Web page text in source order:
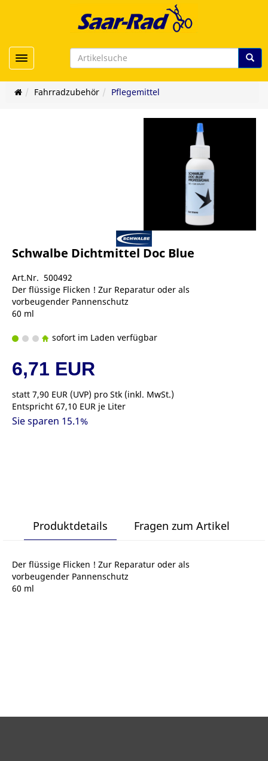
Toggle navigation
Fahrradzubehör Pflegemittel
Schwalbe Dichtmittel Doc Blue
Art.Nr. 500492
Der flüssige Flicken ! Zur Reparatur oder als
vorbeugender Pannenschutz
60 ml
sofort im Laden verfügbar
6,71 EUR
statt 7,90 EUR (UVP) pro Stk (inkl. MwSt.)
Entspricht 67,10 EUR je Liter
Sie sparen 15.1%
Produktdetails Fragen zum Artikel
Der flüssige Flicken ! Zur Reparatur oder als
vorbeugender Pannenschutz
60 ml